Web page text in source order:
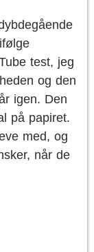
test, jeg
og den
igen. Den
på papiret.
med, og
når de